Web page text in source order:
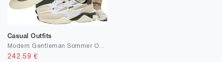
Casual Outfits
242.59 €